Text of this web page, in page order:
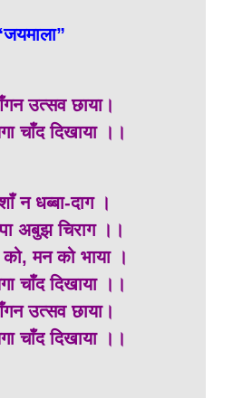
उत्सव छाया।
चाँद दिखाया ।।
न धब्बा-दाग ।
अबुझ चिराग ।।
मन को भाया ।
चाँद दिखाया ।।
उत्सव छाया।
चाँद दिखाया ।।